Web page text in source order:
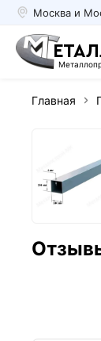
Москва и
Главная